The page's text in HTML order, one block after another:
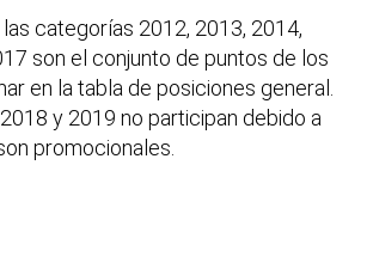
categorías 2012, 2013, 2014,
son el conjunto de puntos de los
en la tabla de posiciones general.
y 2019 no participan debido a
promocionales.